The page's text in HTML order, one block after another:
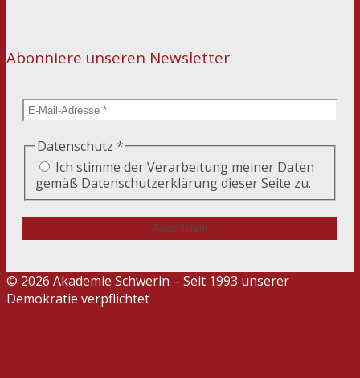
Abonniere unseren Newsletter
Datenschutz *
Ich stimme der Verarbeitung meiner Daten
gemäß Datenschutzerklärung dieser Seite zu.
© 2026 Akademie Schwerin – Seit 1993 unserer
Demokratie verpflichtet